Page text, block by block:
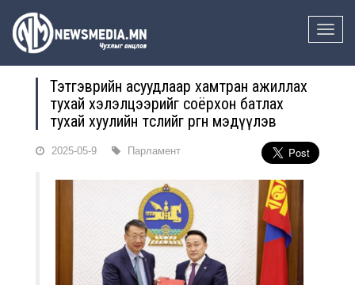
Toggle
Тэтгэврийн асуудлаар хамтран ажиллах
тухай хэлэлцээрийг соёрхон батлах
тухай хуулийн төслийг өргөн мэдүүлэв
2025-05-9 Парламент